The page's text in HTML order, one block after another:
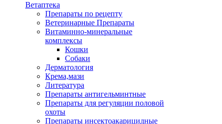
Ветаптека
Препараты по рецепту
Ветеринарные Препараты
Витаминно-минеральные
комплексы
Кошки
Собаки
Дерматология
Крема,мази
Литература
Препараты антигельминтные
Препараты для регуляции половой
охоты
Препараты инсектоакарицидные